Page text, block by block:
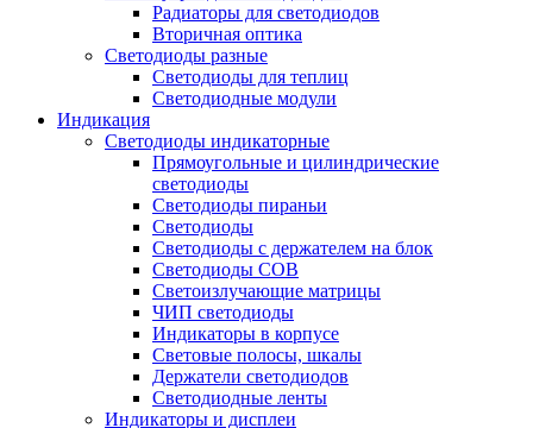
Радиаторы для светодиодов
Вторичная оптика
Светодиоды разные
Светодиоды для теплиц
Светодиодные модули
Индикация
Светодиоды индикаторные
Прямоугольные и цилиндрические
светодиоды
Светодиоды пираньи
Светодиоды
Светодиоды с держателем на блок
Светодиоды COB
Светоизлучающие матрицы
ЧИП светодиоды
Индикаторы в корпусе
Световые полосы, шкалы
Держатели светодиодов
Светодиодные ленты
Индикаторы и дисплеи